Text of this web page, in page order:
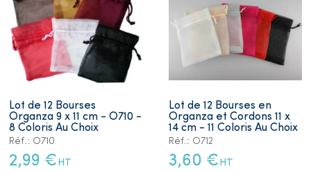
Lot de 12 Bourses
Organza 9 x 11 cm - O710 -
8 Coloris Au Choix
Réf.: O710
2,99 € HT
Lot de 12 Bourses en
Organza et Cordons 11 x
14 cm - 11 Coloris Au Choix
Réf.: O712
3,60 € HT